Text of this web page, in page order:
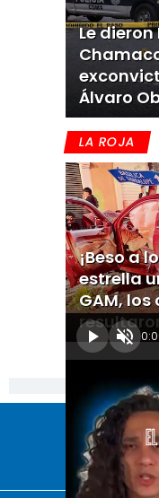
Le dieron
Álvaro
LA ROJA
¡Beso a
estrella
GAM,